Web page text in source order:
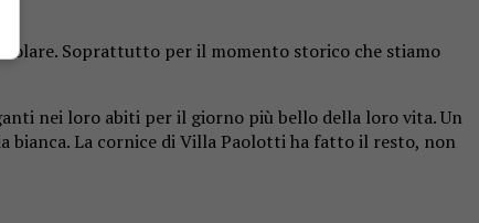
Soprattutto per il momento storico che stiamo
nei loro abiti per il giorno più bello della loro vita. Un
bianca. La cornice di Villa Paolotti ha fatto il resto, non